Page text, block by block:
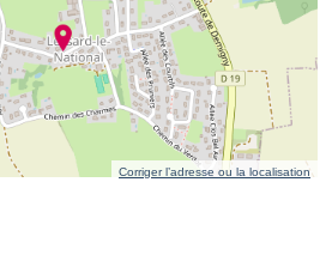
Corriger l’adresse ou la localisation